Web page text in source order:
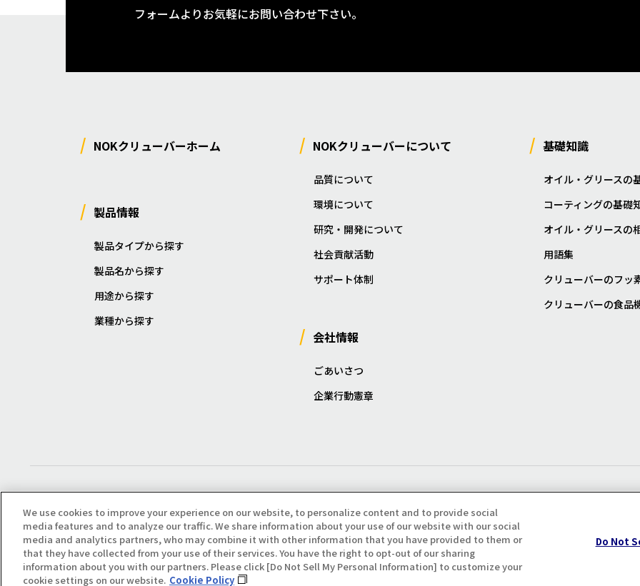
フォームよりお気軽にお問い合わせ下さい。
NOKクリューバーホーム
製品情報
製品タイプから探す
製品名から探す
用途から探す
業種から探す
NOKクリューバーについて
品質について
環境について
研究・開発について
社会貢献活動
サポート体制
会社情報
ごあいさつ
企業行動憲章
基礎知識
オイル・グリースの
コーティングの基礎
オイル・グリースの
用語集
クリューバーのフッ
クリューバーの食品
プライバシー・クッキーポリシ
Copyright(C) All Right Reserved. Producted by NOK KLÜBER CO., LTD.
We use cookies to improve your experience on our website, to personalize content and to provide social
media features and to analyze our traffic. We share information about your use of our website with our social
media and analytics partners, who may combine it with other information that you have provided to them or
that they have collected from your use of their services. You have the right to opt-out of our sharing
information about you with our partners. Please click [Do Not Sell My Personal Information] to customize your
cookie settings on our website. Cookie Policy
Do Not